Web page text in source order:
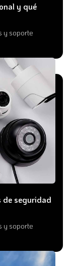
y qué
y soporte
de seguridad
y soporte